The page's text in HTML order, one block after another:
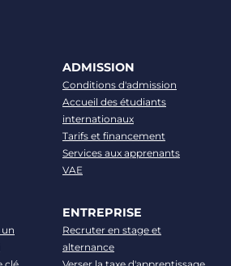
ADMISSION
Conditions d'admission
Accueil des étudiants
internationaux
Tarifs et financement
Services aux apprenants
VAE
ENTREPRISE
Recruter en stage et
alternance